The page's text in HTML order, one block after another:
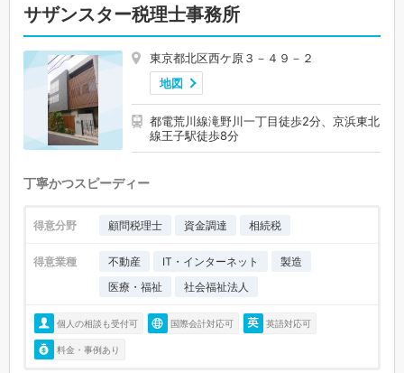
サザンスター税理士事務所
東京都北区西ケ原３－４９－２
地図
都電荒川線滝野川一丁目徒歩2分、京浜東北
線王子駅徒歩8分
丁寧かつスピーディー
得意分野 顧問税理士 資金調達 相続税
得意業種 不動産 IT・インターネット
製造
医療・福祉
社会福祉法人
個人の相談も受付可 国際会計対応可 英語対応可
料金・事例あり